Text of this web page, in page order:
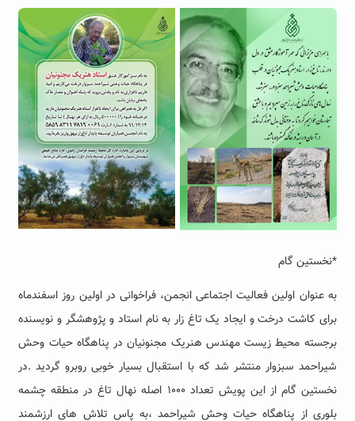
*نخستین گام
به عنوان اولین فعالیت اجتماعی انجمن، فراخوانی در اولین روز اسفندماه
برای کاشت درخت و ایجاد یک تاغ زار به نام استاد و پژوهشگر و نویسنده
برجسته محیط زیست مهندس هنریک مجنونیان در پناهگاه حیات وحش
شیراحمد سبزوار منتشر شد که با استقبال بسیار خوبی روبرو گردید .در
نخستین گام از این پویش تعداد ۱۰۰۰ اصله نهال تاغ در منطقه چشمه
بلوری از پناهگاه حیات وحش شیراحمد ،به پاس تلاش های ارزشمند